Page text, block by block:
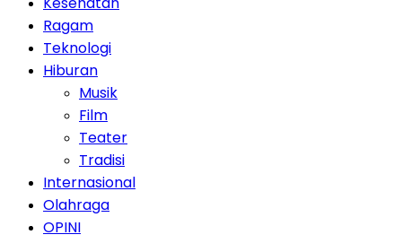
Ragam
Teknologi
Hiburan
Musik
Film
Teater
Tradisi
Internasional
Olahraga
OPINI